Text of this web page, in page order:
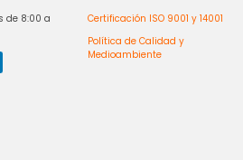
de 8:00 a
Certificación ISO 9001 y 14001
Política de Calidad y
Medioambiente